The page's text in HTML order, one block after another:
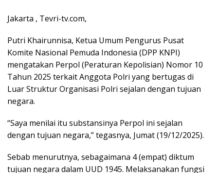
Jakarta , Tevri-tv.com,
Putri Khairunnisa, Ketua Umum Pengurus Pusat
Komite Nasional Pemuda Indonesia (DPP KNPI)
mengatakan Perpol (Peraturan Kepolisian) Nomor 10
Tahun 2025 terkait Anggota Polri yang bertugas di
Luar Struktur Organisasi Polri sejalan dengan tujuan
negara.
“Saya menilai itu substansinya Perpol ini sejalan
dengan tujuan negara,” tegasnya, Jumat (19/12/2025).
Sebab menurutnya, sebagaimana 4 (empat) diktum
tujuan negara dalam UUD 1945. Melaksanakan fungsi